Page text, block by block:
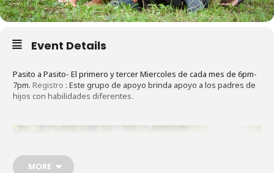
Event Details
Pasito a Pasito- El primero y tercer Miercoles de cada mes de 6pm-
7pm. Registro : Este grupo de apoyo brinda apoyo a los padres de
hijos con habilidades diferentes.
MORE